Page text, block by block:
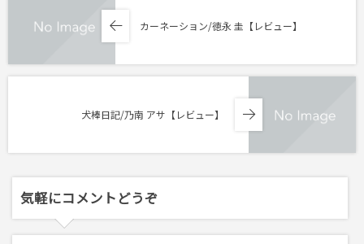
カーネーション/徳永 圭【レビュー】
犬棒日記/乃南 アサ【レビュー】
気軽にコメントどうぞ